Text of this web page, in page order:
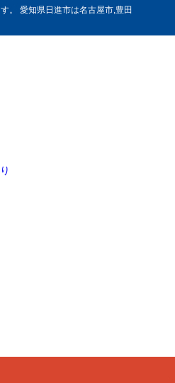
。 愛知県日進市は名古屋市,豊田